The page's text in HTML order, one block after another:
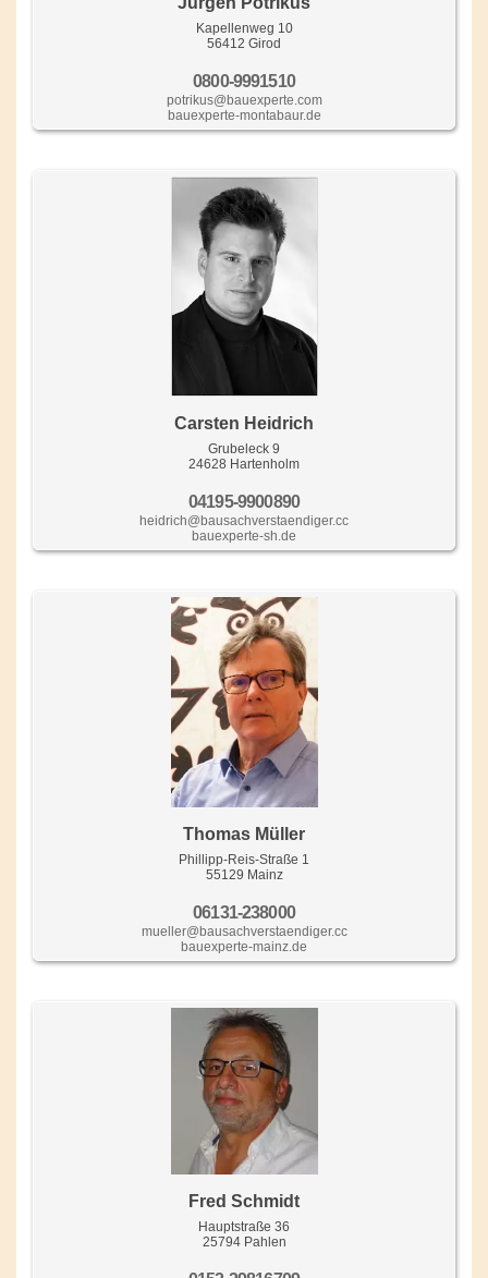
Kapellenweg 10
56412 Girod
0800-9991510
potrikus@bauexperte.com
bauexperte-montabaur.de
Carsten Heidrich
Grubeleck 9
24628 Hartenholm
04195-9900890
heidrich@bausachverstaendiger.cc
bauexperte-sh.de
Thomas Müller
Phillipp-Reis-Straße 1
55129 Mainz
06131-238000
mueller@bausachverstaendiger.cc
bauexperte-mainz.de
Fred Schmidt
Hauptstraße 36
25794 Pahlen